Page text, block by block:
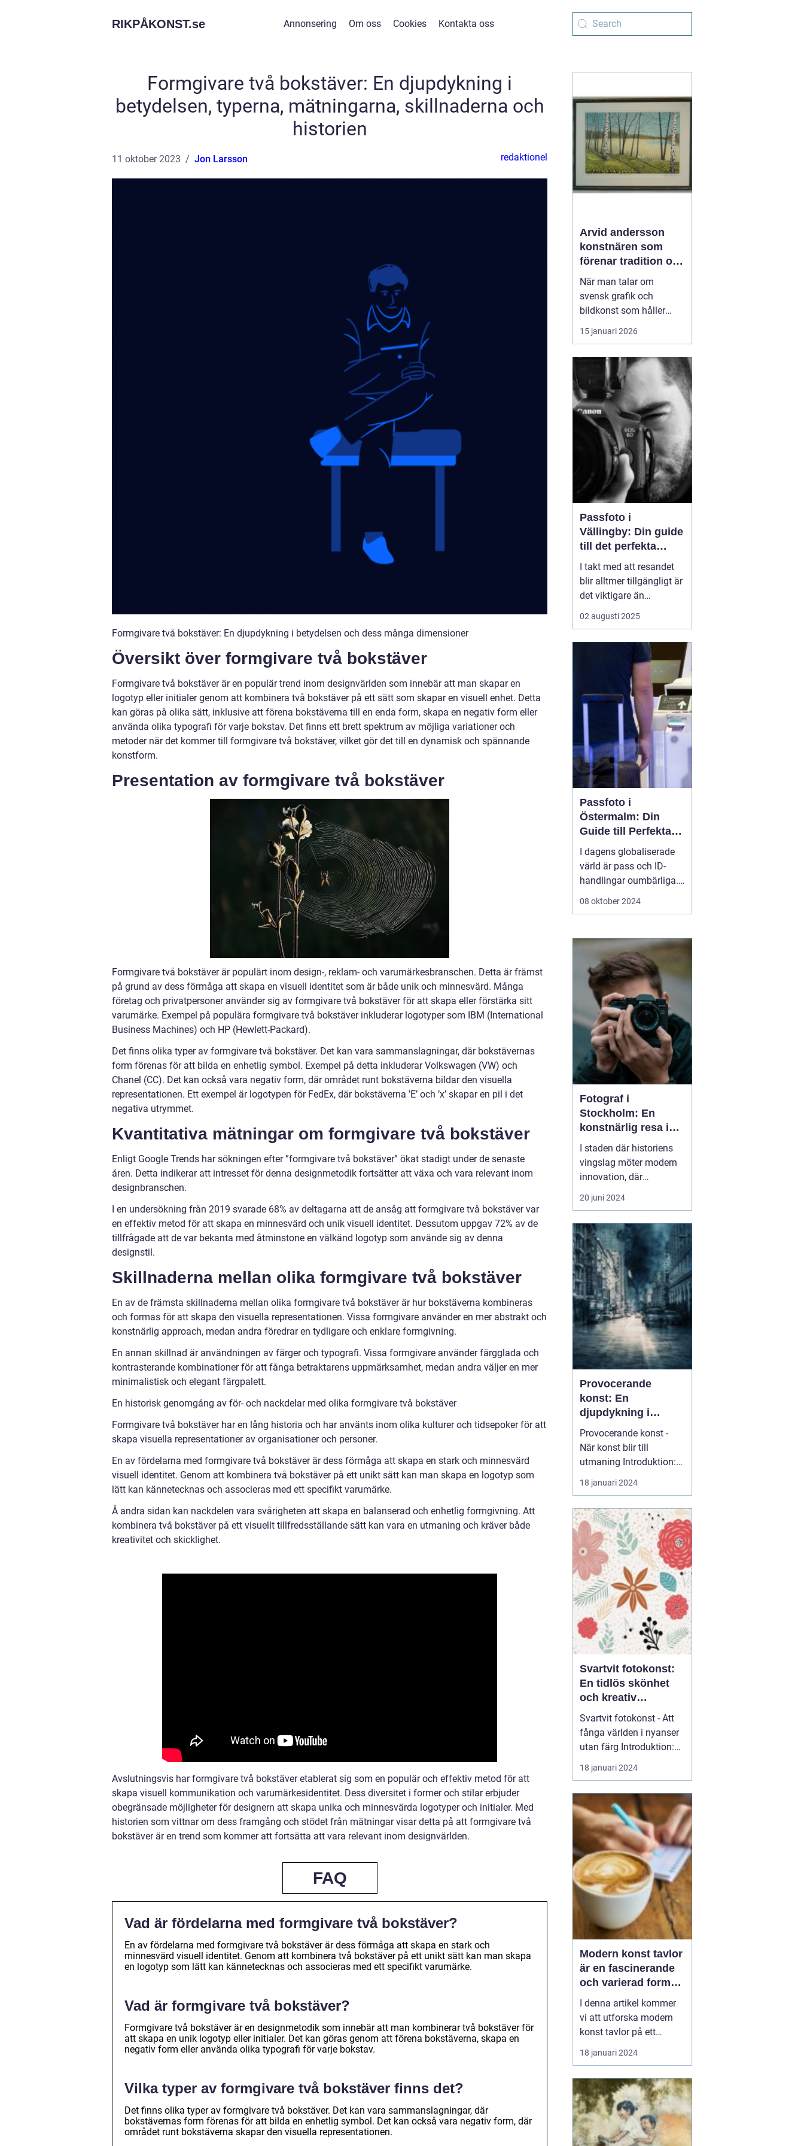
RIKPÅKONST.se Annonsering Om oss Cookies Kontakta oss
Formgivare två bokstäver: En djupdykning i
betydelsen, typerna, mätningarna, skillnaderna och
historien
11 oktober 2023 Jon Larsson redaktionel
Formgivare två bokstäver: En djupdykning i betydelsen och dess många dimensioner
Översikt över formgivare två bokstäver
Formgivare två bokstäver är en populär trend inom designvärlden som innebär att man skapar en
logotyp eller initialer genom att kombinera två bokstäver på ett sätt som skapar en visuell enhet. Detta
kan göras på olika sätt, inklusive att förena bokstäverna till en enda form, skapa en negativ form eller
använda olika typografi för varje bokstav. Det finns ett brett spektrum av möjliga variationer och
metoder när det kommer till formgivare två bokstäver, vilket gör det till en dynamisk och spännande
konstform.
Presentation av formgivare två bokstäver
Formgivare två bokstäver är populärt inom design-, reklam- och varumärkesbranschen. Detta är främst
på grund av dess förmåga att skapa en visuell identitet som är både unik och minnesvärd. Många
företag och privatpersoner använder sig av formgivare två bokstäver för att skapa eller förstärka sitt
varumärke. Exempel på populära formgivare två bokstäver inkluderar logotyper som IBM (International
Business Machines) och HP (Hewlett-Packard).
Det finns olika typer av formgivare två bokstäver. Det kan vara sammanslagningar, där bokstävernas
form förenas för att bilda en enhetlig symbol. Exempel på detta inkluderar Volkswagen (VW) och
Chanel (CC). Det kan också vara negativ form, där området runt bokstäverna bildar den visuella
representationen. Ett exempel är logotypen för FedEx, där bokstäverna ’E’ och ’x’ skapar en pil i det
negativa utrymmet.
Kvantitativa mätningar om formgivare två bokstäver
Enligt Google Trends har sökningen efter ”formgivare två bokstäver” ökat stadigt under de senaste
åren. Detta indikerar att intresset för denna designmetodik fortsätter att växa och vara relevant inom
designbranschen.
I en undersökning från 2019 svarade 68% av deltagarna att de ansåg att formgivare två bokstäver var
en effektiv metod för att skapa en minnesvärd och unik visuell identitet. Dessutom uppgav 72% av de
tillfrågade att de var bekanta med åtminstone en välkänd logotyp som använde sig av denna
designstil.
Skillnaderna mellan olika formgivare två bokstäver
En av de främsta skillnaderna mellan olika formgivare två bokstäver är hur bokstäverna kombineras
och formas för att skapa den visuella representationen. Vissa formgivare använder en mer abstrakt och
konstnärlig approach, medan andra föredrar en tydligare och enklare formgivning.
En annan skillnad är användningen av färger och typografi. Vissa formgivare använder färgglada och
kontrasterande kombinationer för att fånga betraktarens uppmärksamhet, medan andra väljer en mer
minimalistisk och elegant färgpalett.
En historisk genomgång av för- och nackdelar med olika formgivare två bokstäver
Formgivare två bokstäver har en lång historia och har använts inom olika kulturer och tidsepoker för att
skapa visuella representationer av organisationer och personer.
En av fördelarna med formgivare två bokstäver är dess förmåga att skapa en stark och minnesvärd
visuell identitet. Genom att kombinera två bokstäver på ett unikt sätt kan man skapa en logotyp som
lätt kan kännetecknas och associeras med ett specifikt varumärke.
Å andra sidan kan nackdelen vara svårigheten att skapa en balanserad och enhetlig formgivning. Att
kombinera två bokstäver på ett visuellt tillfredsställande sätt kan vara en utmaning och kräver både
kreativitet och skicklighet.
Avslutningsvis har formgivare två bokstäver etablerat sig som en populär och effektiv metod för att
skapa visuell kommunikation och varumärkesidentitet. Dess diversitet i former och stilar erbjuder
obegränsade möjligheter för designern att skapa unika och minnesvärda logotyper och initialer. Med
historien som vittnar om dess framgång och stödet från mätningar visar detta på att formgivare två
bokstäver är en trend som kommer att fortsätta att vara relevant inom designvärlden.
FAQ
Vad är fördelarna med formgivare två bokstäver?
En av fördelarna med formgivare två bokstäver är dess förmåga att skapa en stark och
minnesvärd visuell identitet. Genom att kombinera två bokstäver på ett unikt sätt kan man skapa
en logotyp som lätt kan kännetecknas och associeras med ett specifikt varumärke.
Vad är formgivare två bokstäver?
Formgivare två bokstäver är en designmetodik som innebär att man kombinerar två bokstäver för
att skapa en unik logotyp eller initialer. Det kan göras genom att förena bokstäverna, skapa en
negativ form eller använda olika typografi för varje bokstav.
Vilka typer av formgivare två bokstäver finns det?
Det finns olika typer av formgivare två bokstäver. Det kan vara sammanslagningar, där
bokstävernas form förenas för att bilda en enhetlig symbol. Det kan också vara negativ form, där
området runt bokstäverna skapar den visuella representationen.
Arvid andersson
konstnären som
förenar tradition och
samtida uttryck
När man talar om
svensk grafik och
bildkonst som håller
både hantverk och
uttryck i fokus dyker
ofta upp. Hans verk rör
sig mellan det
stillsamma och det
kraftfulla, med motiv
som både kä...
15 januari 2026
Passfoto i
Vällingby: Din guide
till det perfekta
passfotot
I takt med att resandet
blir alltmer tillgängligt är
det viktigare än
någonsin att ha ett
uppdaterat pass redo. En
passansökningsprocess
en är att ha ett korrekt
passfoto. Om du
befinner dig i V&aum...
02 augusti 2025
Passfoto i
Östermalm: Din
Guide till Perfekta
ID-bilder
I dagens globaliserade
värld är pass och ID-
handlingar oumbärliga.
Oavsett om det är för
ändamål, är ett korrekt
passfoto en
nödvändighet. För ...
08 oktober 2024
Fotograf i
Stockholm: En
konstnärlig resa i
huvudstaden
I staden där historiens
vingslag möter modern
innovation, där
drottningens slott
speglar sig i glittrande
skärgårdens skönhet
ringlar sig in i urbana
neondrömmar, där finner
vi en...
20 juni 2024
Provocerande
konst: En
djupdykning i
utmanande
formgivning
Provocerande konst -
När konst blir till
utmaning Introduktion:
Provocerande konst är
en...
18 januari 2024
Svartvit fotokonst:
En tidlös skönhet
och kreativ
uttrycksform
Svartvit fotokonst - Att
fånga världen i nyanser
utan färg Introduktion:
Svartvit fotokonst har
länge fascinerat
tidlösa skönhet och
förmåga att förmedla
känslor och uttryck på
ett unikt sätt. I denna
artikel kommer vi att ge
en gr...
18 januari 2024
Modern konst tavlor
är en fascinerande
och varierad form
av konstuttryck som
lockar till sig både
konstnärer och
konstälskare från
hela världen
I denna artikel kommer
vi att utforska modern
konst tavlor på ett
grundligt sätt, inklusive
en övergripande översikt,
typer av modern konst
tavlor och deras
popularitet, kvantitativa
mätningar, skillnader
18 januari 2024